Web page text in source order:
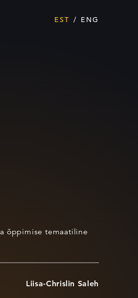
EST ENG
õppimise temaatiline
Liisa-Chrislin Saleh